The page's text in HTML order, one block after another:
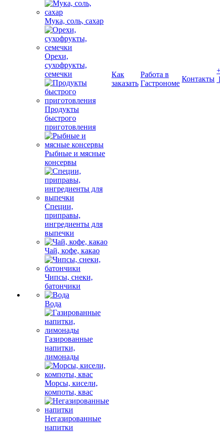
Мука, соль, сахар
Орехи,
сухофрукты,
семечки
Продукты
быстрого
приготовления
Рыбные и мясные
консервы
Специи,
приправы,
ингредиенты для
выпечки
Чай, кофе, какао
Чипсы, снеки,
батончики
Вода
Газированные
напитки,
лимонады
Морсы, кисели,
компоты, квас
Негазированные
напитки
Как
заказать
Работа в
Гастрономе
Контакты